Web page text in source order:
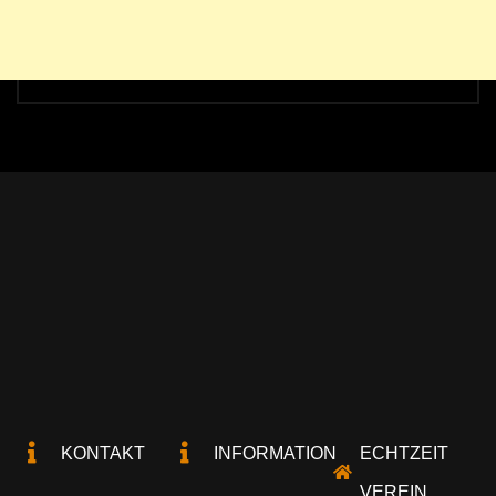
KONTAKT INFORMATION ECHTZEIT
VEREIN